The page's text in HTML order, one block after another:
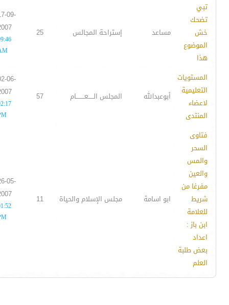
تبي
تضحك
خش
الموضوع
هذا
مساعد إستراحة المجالس 25
09-
المستويات
التعليمية
لاعضاء
المنتدى
أبوعبدالله المجلس الـــــعــــــــام 57
06-
فتاوى
السحر
والمس
والعين
مفرغا من
شريط
للعلامة
ابن باز :
اعداد
بعض طلبة
العلم
ابو اسامة مجلس الإسلام والحياة 11
05-